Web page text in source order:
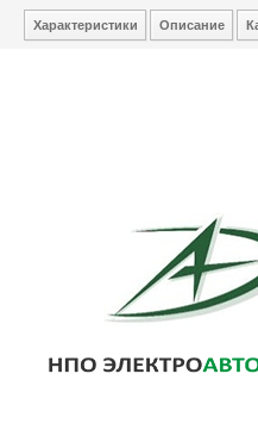
Характеристики Описание